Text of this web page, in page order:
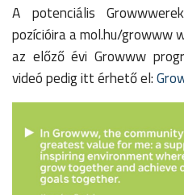
A potenciális
pozícióira amol.hu/growww
az előző évi Growww
videó pedig itt érhető el: